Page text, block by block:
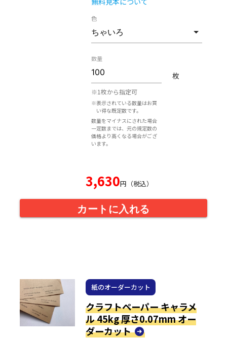
色
数量
※1枚から指定可
※表示されている数量はお買
い得な既定数です。
数量をマイナスにされた場合
一定数までは、元の規定数の
価格より高くなる場合がござ
います。
枚
3,630円（税込）
カートに入れる
紙のオーダーカット
クラフトペーパー キャラメ
ル 45kg 厚さ0.07mm オー
ダーカット